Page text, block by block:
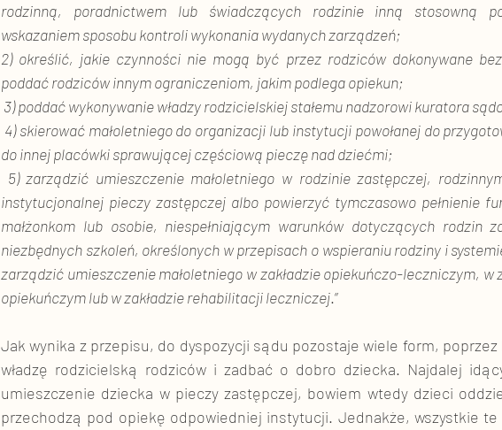
rodzinną, poradnictwem lub świadczących rodzinie inną stosowną
wskazaniem sposobu kontroli wykonania wydanych zarządzeń;
2) określić, jakie czynności nie mogą być przez rodziców dokonywane
poddać rodziców innym ograniczeniom, jakim podlega opiekun;
3) poddać wykonywanie władzy rodzicielskiej stałemu nadzorowi kuratora
do innej placówki sprawującej częściową pieczę nad dziećmi;
instytucjonalnej pieczy zastępczej albo powierzyć tymczasowo pełnienie
małżonkom lub osobie, niespełniającym warunków dotyczących rodzin
niezbędnych szkoleń, określonych w przepisach o wspieraniu rodziny i
zarządzić umieszczenie małoletniego w zakładzie opiekuńczo-leczniczym, w
opiekuńczym lub w zakładzie rehabilitacji leczniczej.”
Jak wynika z przepisu, do dyspozycji sądu pozostaje wiele form,
władzę rodzicielską rodziców i zadbać o dobro dziecka. Najdalej
umieszczenie dziecka w pieczy zastępczej, bowiem wtedy dzieci
przechodzą pod opiekę odpowiedniej instytucji. Jednakże, wszystkie te